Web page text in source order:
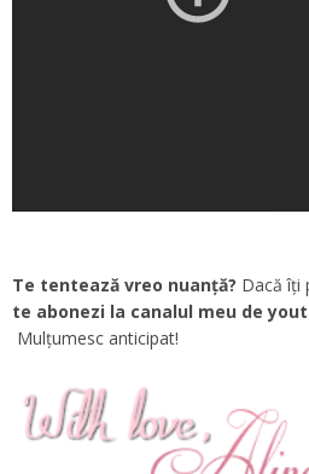
Te tentează vreo nuanță? Dacă îți
te abonezi la canalul meu de
Mulțumesc anticipat!